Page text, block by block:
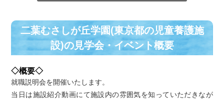
二葉むさしが丘学園(東京都の児童養護施
設)の⾒学会・イベント概要
◇概要◇
就職説明会を開催いたします。
当日は施設紹介動画にて施設内の雰囲気を知っていただきなが